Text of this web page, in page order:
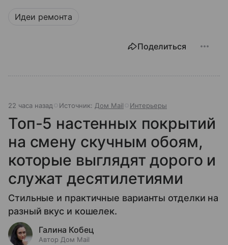
Идеи ремонта
Поделиться
22 часа назад Источник: Дом Mail Интерьеры
Топ-5 настенных покрытий
на смену скучным обоям,
которые выглядят дорого и
служат десятилетиями
Стильные и практичные варианты отделки на
разный вкус и кошелек.
Галина Кобец
Автор Дом Mail